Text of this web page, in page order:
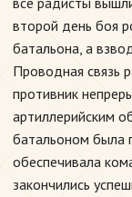
второй день боя
батальона, а
Проводная связь
противник
артиллерийским
батальоном была
обеспечивала
закончились